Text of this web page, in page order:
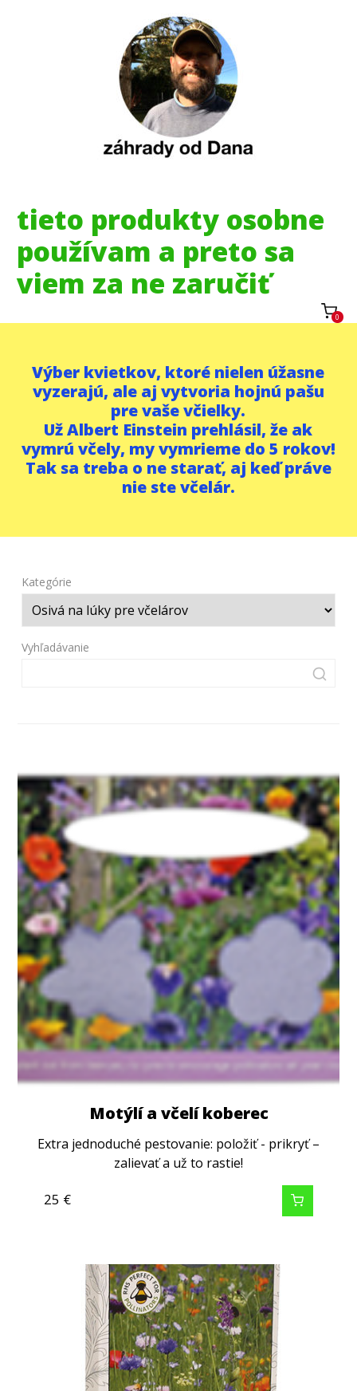
tieto produkty osobne
používam a preto sa
viem za ne zaručiť
0
Výber kvietkov, ktoré nielen úžasne
vyzerajú, ale aj vytvoria hojnú pašu
pre vaše včielky.
Už Albert Einstein prehlásil, že ak
vymrú včely, my vymrieme do 5 rokov!
Tak sa treba o ne starať, aj keď práve
nie ste včelár.
Kategórie
Vyhľadávanie
Motýlí a včelí koberec
Extra jednoduché pestovanie: položiť - prikryť –
zalievať a už to rastie!
25 €